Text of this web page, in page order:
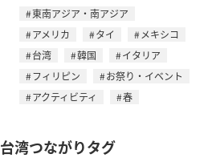
東南アジア・南アジア
アメリカ
タイ
メキシコ
台湾
韓国
イタリア
フィリピン
お祭り・イベント
アクティビティ
春
台湾つながりタグ